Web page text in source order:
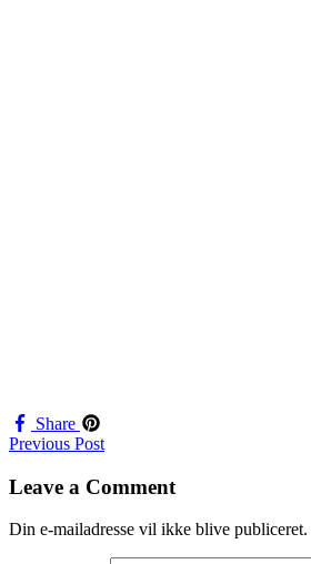
Share
Navigation
til
Previous Post
Leave a Comment
Din e-mailadresse vil ikke blive publiceret.